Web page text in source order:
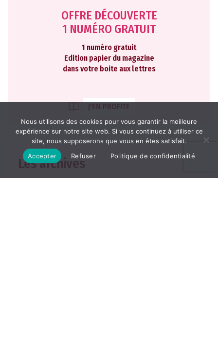
OFFRE DÉCOUVERTE
1 NUMÉRO GRATUIT
1 numéro gratuit
Edition papier du magazine
dans votre boite aux lettres
J'EN PROFITE
Les archives
2026 2025 2024 2023 2022
Nous utilisons des cookies pour vous garantir la meilleure
expérience sur notre site web. Si vous continuez à utiliser ce
site, nous supposerons que vous en êtes satisfait.
Accepter
Refuser Politique de confidentialité